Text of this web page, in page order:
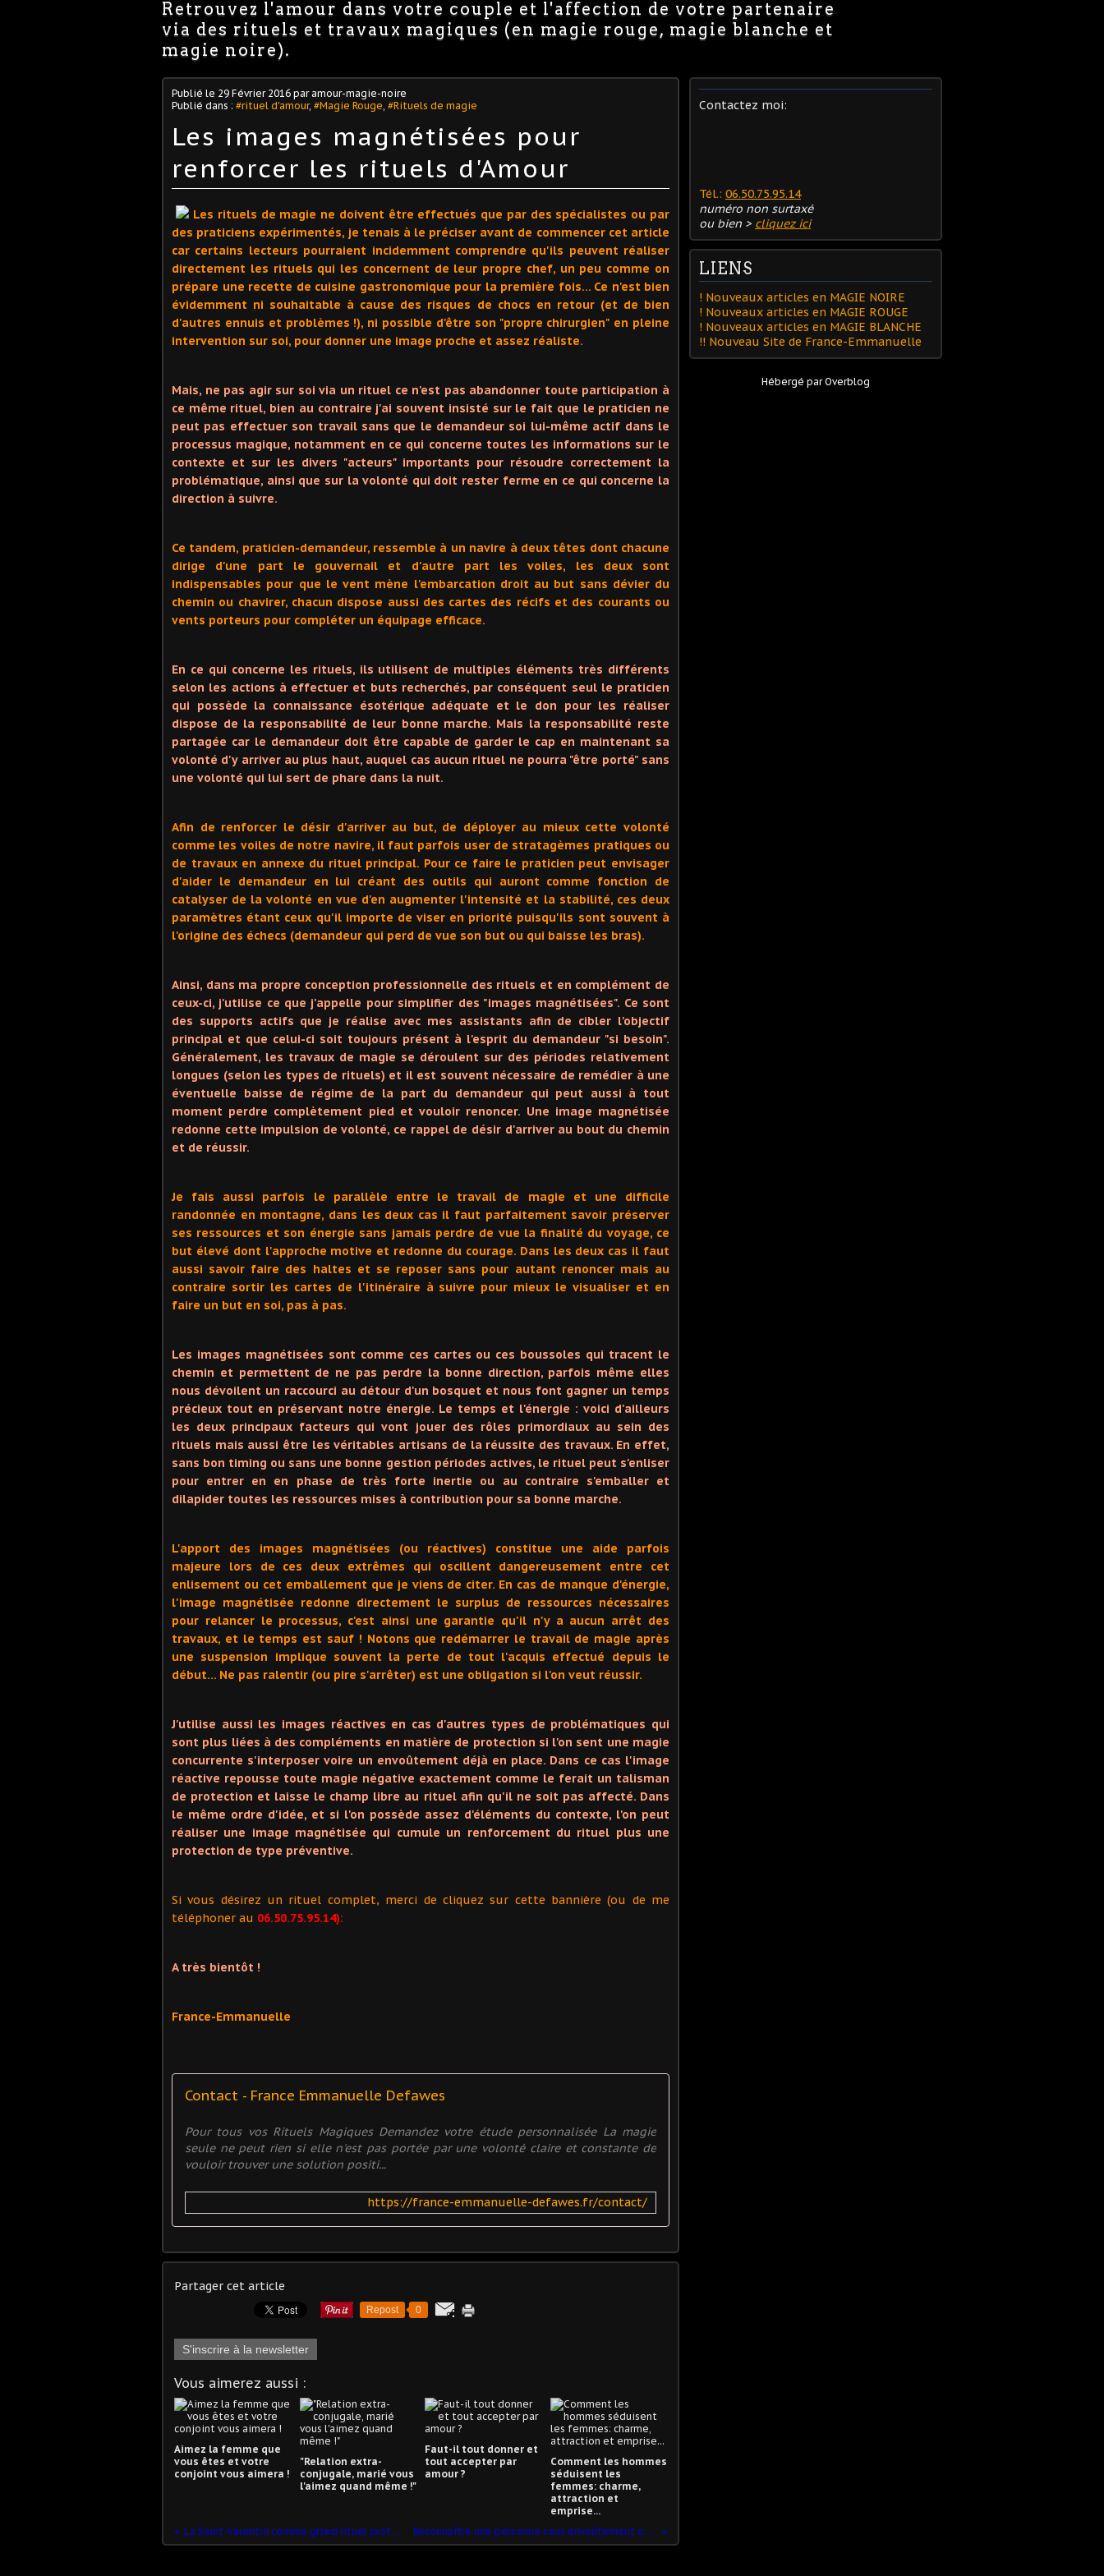
Retrouvez l'amour dans votre couple et l'affection de votre partenaire
via des rituels et travaux magiques (en magie rouge, magie blanche et
magie noire).
Publié le 29 Février 2016 par amour-magie-noire
Publié dans : #rituel d'amour, #Magie Rouge #Rituels de magie
Les images magnétisées pour
renforcer les rituels d'Amour
Les rituels de magie ne doivent être effectués que par des spécialistes ou par
des praticiens expérimentés, je tenais à le préciser avant de commencer cet article
car certains lecteurs pourraient incidemment comprendre qu'ils peuvent réaliser
directement les rituels qui les concernent de leur propre chef, un peu comme on
prépare une recette de cuisine gastronomique pour la première fois… Ce n'est bien
évidemment ni souhaitable à cause des risques de chocs en retour (et de bien
d'autres ennuis et problèmes !), ni possible d'être son "propre chirurgien" en pleine
intervention sur soi, pour donner une image proche et assez réaliste.
Mais, ne pas agir sur soi via un rituel ce n'est pas abandonner toute participation à
ce même rituel, bien au contraire j'ai souvent insisté sur le fait que le praticien ne
peut pas effectuer son travail sans que le demandeur soi lui-même actif dans le
processus magique, notamment en ce qui concerne toutes les informations sur le
contexte et sur les divers "acteurs" importants pour résoudre correctement la
problématique, ainsi que sur la volonté qui doit rester ferme en ce qui concerne la
direction à suivre.
Ce tandem, praticien-demandeur, ressemble à un navire à deux têtes dont chacune
dirige d'une part le gouvernail et d'autre part les voiles, les deux sont
indispensables pour que le vent mène l'embarcation droit au but sans dévier du
chemin ou chavirer, chacun dispose aussi des cartes des récifs et des courants ou
vents porteurs pour compléter un équipage efficace.
En ce qui concerne les rituels, ils utilisent de multiples éléments très différents
selon les actions à effectuer et buts recherchés, par conséquent seul le praticien
qui possède la connaissance ésotérique adéquate et le don pour les réaliser
dispose de la responsabilité de leur bonne marche. Mais la responsabilité reste
partagée car le demandeur doit être capable de garder le cap en maintenant sa
volonté d'y arriver au plus haut, auquel cas aucun rituel ne pourra "être porté" sans
une volonté qui lui sert de phare dans la nuit.
Afin de renforcer le désir d'arriver au but, de déployer au mieux cette volonté
comme les voiles de notre navire, il faut parfois user de stratagèmes pratiques ou
de travaux en annexe du rituel principal. Pour ce faire le praticien peut envisager
d'aider le demandeur en lui créant des outils qui auront comme fonction de
catalyser de la volonté en vue d'en augmenter l'intensité et la stabilité, ces deux
paramètres étant ceux qu'il importe de viser en priorité puisqu'ils sont souvent à
l'origine des échecs (demandeur qui perd de vue son but ou qui baisse les bras).
Ainsi, dans ma propre conception professionnelle des rituels et en complément de
ceux-ci, j'utilise ce que j'appelle pour simplifier des "images magnétisées". Ce sont
des supports actifs que je réalise avec mes assistants afin de cibler l'objectif
principal et que celui-ci soit toujours présent à l'esprit du demandeur "si besoin".
Généralement, les travaux de magie se déroulent sur des périodes relativement
longues (selon les types de rituels) et il est souvent nécessaire de remédier à une
éventuelle baisse de régime de la part du demandeur qui peut aussi à tout
moment perdre complètement pied et vouloir renoncer. Une image magnétisée
redonne cette impulsion de volonté, ce rappel de désir d'arriver au bout du chemin
et de réussir.
Je fais aussi parfois le parallèle entre le travail de magie et une difficile
randonnée en montagne, dans les deux cas il faut parfaitement savoir préserver
ses ressources et son énergie sans jamais perdre de vue la finalité du voyage, ce
but élevé dont l'approche motive et redonne du courage. Dans les deux cas il faut
aussi savoir faire des haltes et se reposer sans pour autant renoncer mais au
contraire sortir les cartes de l'itinéraire à suivre pour mieux le visualiser et en
faire un but en soi, pas à pas.
Les images magnétisées sont comme ces cartes ou ces boussoles qui tracent le
chemin et permettent de ne pas perdre la bonne direction, parfois même elles
nous dévoilent un raccourci au détour d'un bosquet et nous font gagner un temps
précieux tout en préservant notre énergie. Le temps et l'énergie : voici d'ailleurs
les deux principaux facteurs qui vont jouer des rôles primordiaux au sein des
rituels mais aussi être les véritables artisans de la réussite des travaux. En effet,
sans bon timing ou sans une bonne gestion périodes actives, le rituel peut s'enliser
pour entrer en en phase de très forte inertie ou au contraire s'emballer et
dilapider toutes les ressources mises à contribution pour sa bonne marche.
L'apport des images magnétisées (ou réactives) constitue une aide parfois
majeure lors de ces deux extrêmes qui oscillent dangereusement entre cet
enlisement ou cet emballement que je viens de citer. En cas de manque d'énergie,
l'image magnétisée redonne directement le surplus de ressources nécessaires
pour relancer le processus, c'est ainsi une garantie qu'il n'y a aucun arrêt des
travaux, et le temps est sauf ! Notons que redémarrer le travail de magie après
une suspension implique souvent la perte de tout l'acquis effectué depuis le
début… Ne pas ralentir (ou pire s'arrêter) est une obligation si l'on veut réussir.
J'utilise aussi les images réactives en cas d'autres types de problématiques qui
sont plus liées à des compléments en matière de protection si l'on sent une magie
concurrente s'interposer voire un envoûtement déjà en place. Dans ce cas l'image
réactive repousse toute magie négative exactement comme le ferait un talisman
de protection et laisse le champ libre au rituel afin qu'il ne soit pas affecté. Dans
le même ordre d'idée, et si l'on possède assez d'éléments du contexte, l'on peut
réaliser une image magnétisée qui cumule un renforcement du rituel plus une
protection de type préventive.
Si vous désirez un rituel complet, merci de cliquez sur cette bannière (ou de me
téléphoner au 06.50.75.95.14):
A très bientôt !
France-Emmanuelle
Contact - France Emmanuelle Defawes
Pour tous vos Rituels Magiques Demandez votre étude personnalisée La magie
seule ne peut rien si elle n'est pas portée par une volonté claire et constante de
vouloir trouver une solution positi...
https://france-emmanuelle-defawes.fr/contact/
Partager cet article
Repost 0
S'inscrire à la newsletter
Vous aimerez aussi :
Aimez la femme que
vous êtes et votre
conjoint vous aimera !
"Relation extra-
conjugale, marié vous
l'aimez quand même !"
Faut-il tout donner et
tout accepter par
amour ?
Comment les hommes
séduisent les
femmes: charme,
attraction et
emprise...
La Saint-Valentin comme grand rituel profane de l'Amour
Reconnaître une personne sous envoûtement ou sous emprise ?
Contactez moi:
Tél.: 06.50.75.95.14
numéro non surtaxé
ou bien > cliquez ici
LIENS
! Nouveaux articles en MAGIE NOIRE
! Nouveaux articles en MAGIE ROUGE
! Nouveaux articles en MAGIE BLANCHE
!! Nouveau Site de France-Emmanuelle
Hébergé parOverblog